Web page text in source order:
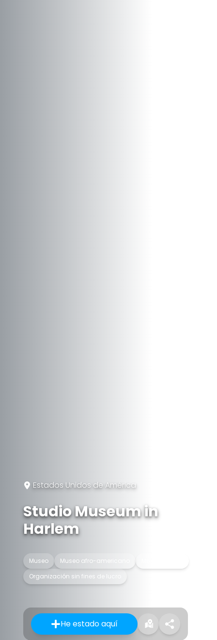
Estados Unidos de América
Studio Museum in
Harlem
Museo Museo afro-americano
Organización sin fines de lucro
He estado aquí